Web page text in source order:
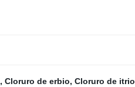
, Cloruro de erbio, Cloruro de itrio